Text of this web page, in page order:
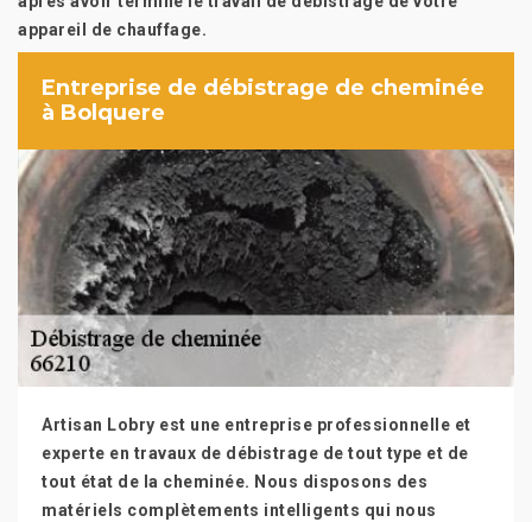
appareil de chauffage.
Entreprise de débistrage de cheminée
à Bolquere
Artisan Lobry est une entreprise professionnelle et
experte en travaux de débistrage de tout type et de
tout état de la cheminée. Nous disposons des
matériels complètements intelligents qui nous